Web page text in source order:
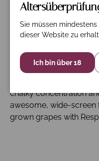
Beschreibung
James Suckling 98
blanc that has
chalky concentration
awesome, wide-screen
grown grapes with
Sie müssen
dieser Website zu
Ich bin über 18